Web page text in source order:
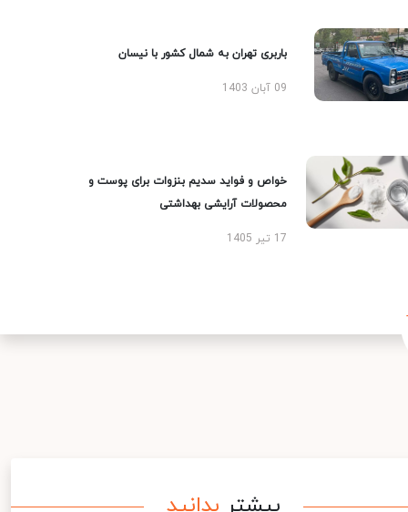
باربری تهران به شمال کشور با نیسان
09 آبان 1403
خواص و فواید سدیم بنزوات برای پوست و
محصولات آرایشی بهداشتی
17 تیر 1405